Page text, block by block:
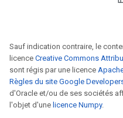
Sauf indication contraire, le
licence Creative Commons
sont régis par une licence
Règles du site Google
d'Oracle et/ou de ses sociétés
l'objet d'une licence Numpy.